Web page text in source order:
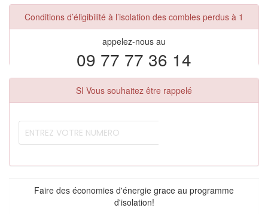
Conditions d’éligibilité à l’isolation des combles perdus à 1
appelez-nous au
09 77 77 36 14
SI Vous souhaitez être rappelé
Faire des économies d'énergie grace au programme
d'isolation!